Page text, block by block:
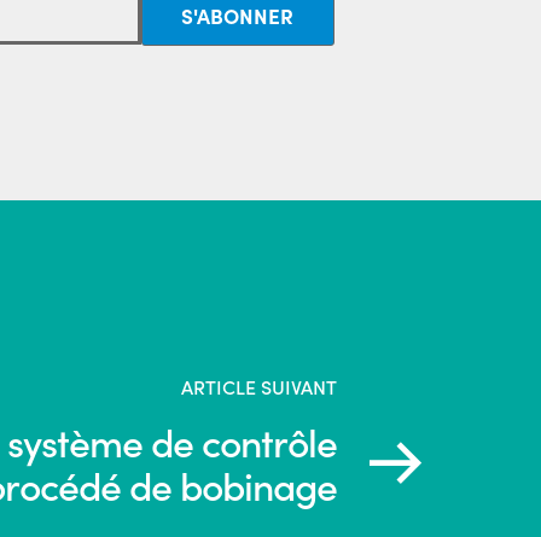
ARTICLE SUIVANT
de contrôle
de bobinage